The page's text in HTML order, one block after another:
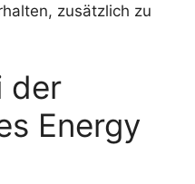
zusätzlich zu
der
Energy